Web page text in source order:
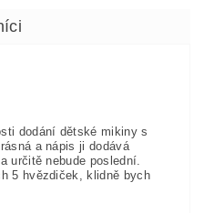
dodání dětské mikiny s
a nápis ji dodává
určitě nebude poslední.
5 hvězdiček, klidně bych